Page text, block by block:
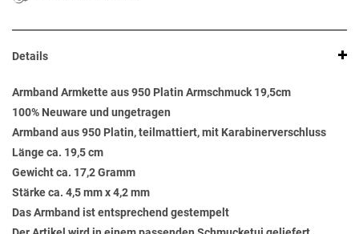
Details
Armband Armkette aus 950 Platin Armschmuck 19,5cm
100% Neuware und ungetragen
Armband aus 950 Platin, teilmattiert, mit Karabinerverschluss
Länge ca. 19,5 cm
Gewicht ca. 17,2 Gramm
Stärke ca. 4,5 mm x 4,2 mm
Das Armband ist entsprechend gestempelt